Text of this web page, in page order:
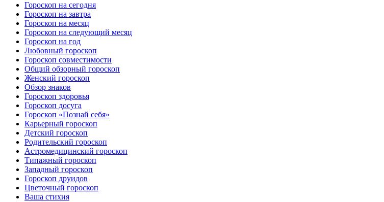
Гороскоп на сегодня
Гороскоп на завтра
Гороскоп на месяц
Гороскоп на следующий месяц
Гороскоп на год
Любовный гороскоп
Гороскоп совместимости
Общий обзорный гороскоп
Женский гороскоп
Обзор знаков
Гороскоп здоровья
Гороскоп досуга
Гороскоп «Познай себя»
Карьерный гороскоп
Детский гороскоп
Родительский гороскоп
Астромедицинский гороскоп
Типажный гороскоп
Западный гороскоп
Гороскоп друидов
Цветочный гороскоп
Ваша стихия